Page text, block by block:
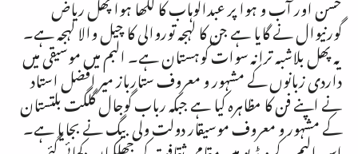
گورنیوال نے گایا ہے جن کا لہجہ توروالی کا چیل والا لہجہ ہے۔
یہ پھل بلاشبہ ترانہ سوات کوہستان ہے۔ البم میں موسیقی میں
داردی زبانوں کے مشہور و معروف ستارباز میر افضل استاد
نے اپنے فن کا مظاہرہ کیا ہے جبکہ رباب گوجال گلگت بلتستان
کے مشہور و معروف موسیقار دولت ولی بیگ نے بجایا ہے۔